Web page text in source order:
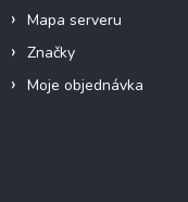
Mapa serveru
Značky
Moje objednávka